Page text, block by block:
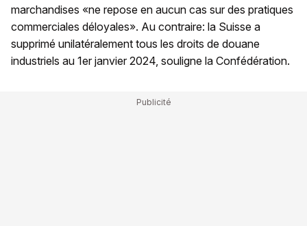
marchandises «ne repose en aucun cas sur des pratiques
commerciales déloyales». Au contraire: la Suisse a
supprimé unilatéralement tous les droits de douane
industriels au 1er janvier 2024, souligne la Confédération.